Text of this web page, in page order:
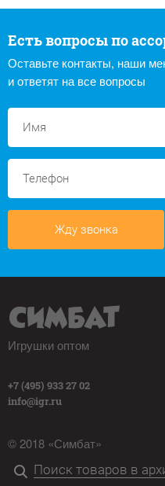
Есть вопросы по
Оставьте контакты, наши
и ответят на все вопросы
Жду звонка
Игрушки оптом
+7 (495) 933 27 02
info@igr.ru
© 2018 «Симбат»